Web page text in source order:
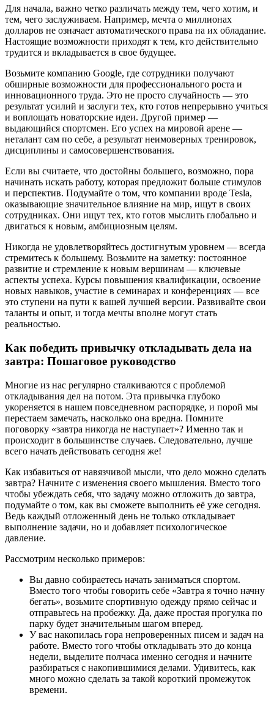
Для начала, важно четко различать между тем, чего хотим, и
тем, чего заслуживаем. Например, мечта о миллионах
долларов не означает автоматического права на их обладание.
Настоящие возможности приходят к тем, кто действительно
трудится и вкладывается в свое будущее.
Возьмите компанию Google, где сотрудники получают
обширные возможности для профессионального роста и
инновационного труда. Это не просто случайность — это
результат усилий и заслуги тех, кто готов непрерывно учиться
и воплощать новаторские идеи. Другой пример —
выдающийся спортсмен. Его успех на мировой арене —
неталант сам по себе, а результат неимоверных тренировок,
дисциплины и самосовершенствования.
Если вы считаете, что достойны большего, возможно, пора
начинать искать работу, которая предложит больше стимулов
и перспектив. Подумайте о том, что компании вроде Tesla,
оказывающие значительное влияние на мир, ищут в своих
сотрудниках. Они ищут тех, кто готов мыслить глобально и
двигаться к новым, амбициозным целям.
Никогда не удовлетворяйтесь достигнутым уровнем — всегда
стремитесь к большему. Возьмите на заметку: постоянное
развитие и стремление к новым вершинам — ключевые
аспекты успеха. Курсы повышения квалификации, освоение
новых навыков, участие в семинарах и конференциях — все
это ступени на пути к вашей лучшей версии. Развивайте свои
таланты и опыт, и тогда мечты вполне могут стать
реальностью.
Как победить привычку откладывать дела на
завтра: Пошаговое руководство
Многие из нас регулярно сталкиваются с проблемой
откладывания дел на потом. Эта привычка глубоко
укореняется в нашем повседневном распорядке, и порой мы
перестаем замечать, насколько она вредна. Помните
поговорку «завтра никогда не наступает»? Именно так и
происходит в большинстве случаев. Следовательно, лучше
всего начать действовать сегодня же!
Как избавиться от навязчивой мысли, что дело можно сделать
завтра? Начните с изменения своего мышления. Вместо того
чтобы убеждать себя, что задачу можно отложить до завтра,
подумайте о том, как вы сможете выполнить её уже сегодня.
Ведь каждый отложенный день не только откладывает
выполнение задачи, но и добавляет психологическое
давление.
Рассмотрим несколько примеров:
Вы давно собираетесь начать заниматься спортом.
Вместо того чтобы говорить себе «Завтра я точно начну
бегать», возьмите спортивную одежду прямо сейчас и
отправьтесь на пробежку. Да, даже простая прогулка по
парку будет значительным шагом вперед.
У вас накопилась гора непроверенных писем и задач на
работе. Вместо того чтобы откладывать это до конца
недели, выделите полчаса именно сегодня и начните
разбираться с накопившимися делами. Удивитесь, как
много можно сделать за такой короткий промежуток
времени.